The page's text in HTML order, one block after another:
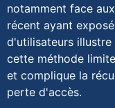
notamment face
récent ayant
d'utilisateurs
cette méthode
et complique la
perte d'accès.